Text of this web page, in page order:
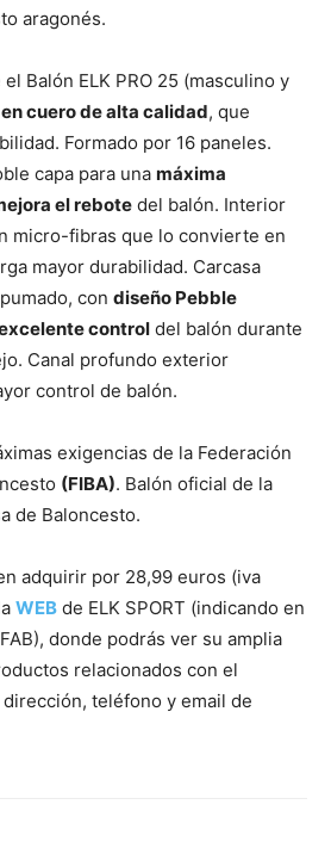
aragonés.
Balón ELK PRO 25 (masculino y
cuero de alta calidad, que
Formado por 16 paneles.
capa para una máxima
el rebote del balón. Interior
micro-fibras que lo convierte en
mayor durabilidad. Carcasa
con diseño Pebble
control del balón durante
Canal profundo exterior
control de balón.
exigencias de la Federación
(FIBA). Balón oficial de la
de Baloncesto.
adquirir por 28,99 euros (iva
WEB de ELK SPORT (indicando en
donde podrás ver su amplia
relacionados con el
teléfono y email de